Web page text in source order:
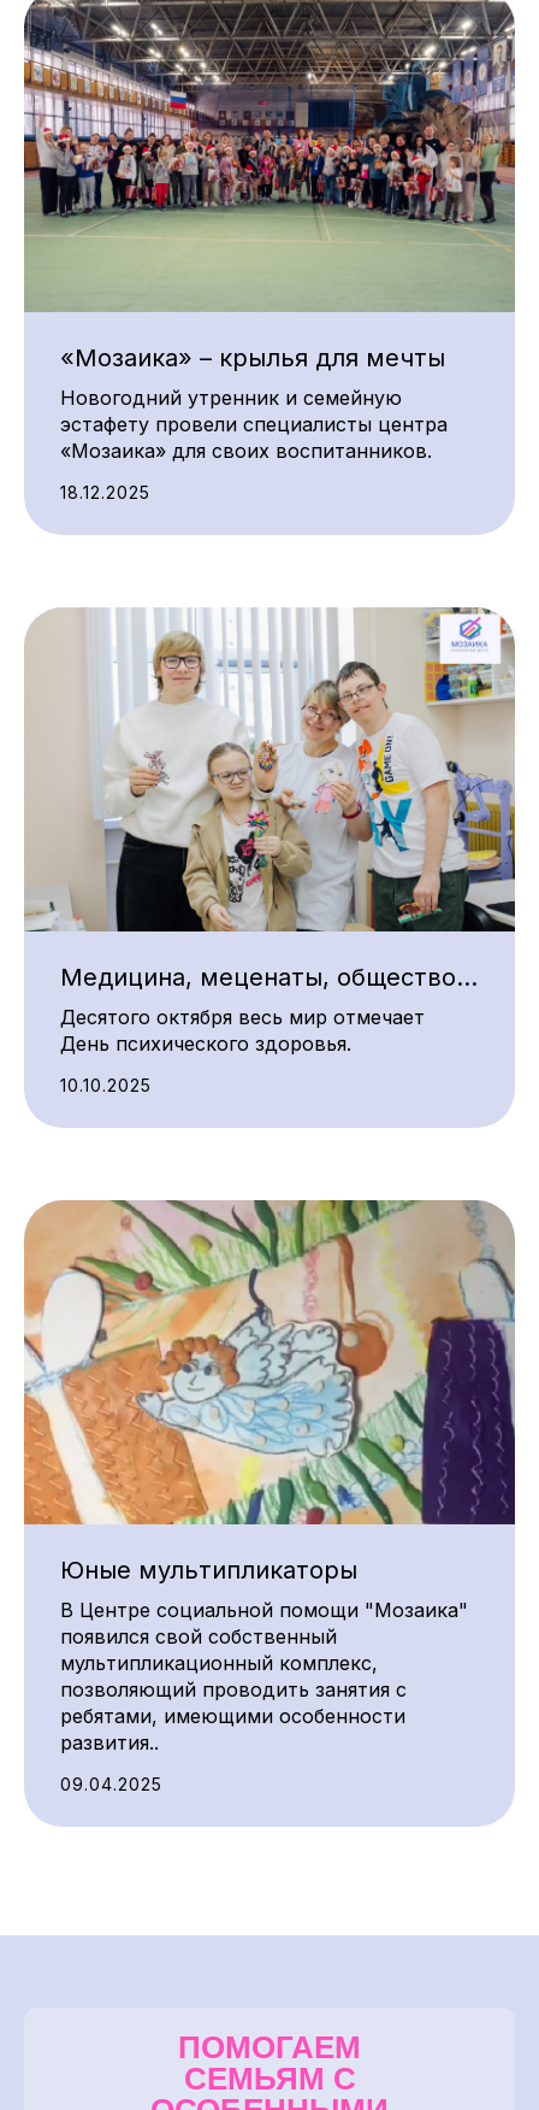
«Мозаика» – крылья для мечты
Новогодний утренник и семейную
эстафету провели специалисты центра
«Мозаика» для своих воспитанников.
18.12.2025
Медицина, меценаты, общество…
Десятого октября весь мир отмечает
День психического здоровья.
10.10.2025
Юные мультипликаторы
В Центре социальной помощи "Мозаика"
появился свой собственный
мультипликационный комплекс,
позволяющий проводить занятия с
ребятами, имеющими особенности
развития..
09.04.2025
ПОМОГАЕМ
СЕМЬЯМ С